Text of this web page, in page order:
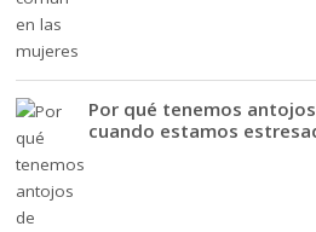
Por qué tenemos
cuando estamos